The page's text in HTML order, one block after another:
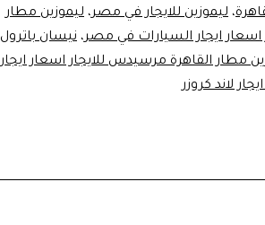
، ليموزين للايجار في مصر، ليموزين مطار
اسعار ايجار السيارات في مصر، نيسان باترول
مطار القاهرة مرسيدس للايجار اسعار ايجار
لاند كروزر